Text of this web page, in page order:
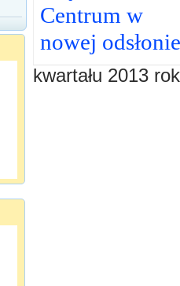
Centrum w
nowej odsłonie
kwartału 2013